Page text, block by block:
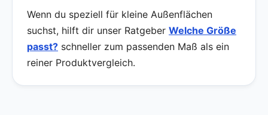
Wenn du speziell für kleine Außenflächen
suchst, hilft dir unser Ratgeber Welche Größe
passt? schneller zum passenden Maß als ein
reiner Produktvergleich.